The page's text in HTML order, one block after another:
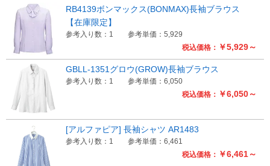
税込価格： ￥5,929～
RB4139ボンマックス(BONMAX)長袖ブラウス
【在庫限定】
参考入り数：1 参考単価：5,929
税込価格： ￥6,050～
GBLL-1351グロウ(GROW)長袖ブラウス
参考入り数：1 参考単価：6,050
税込価格： ￥6,461～
[アルファピア] 長袖シャツ AR1483
参考入り数：1 参考単価：6,461